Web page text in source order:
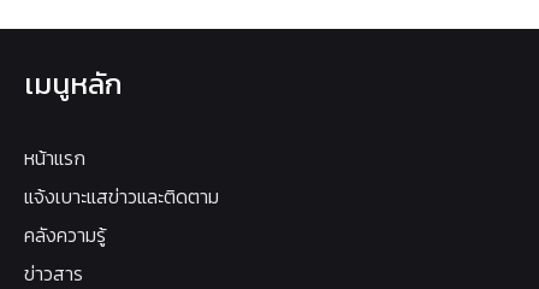
เมนูหลัก
หน้าแรก
แจ้งเบาะแสข่าวและติดตาม
คลังความรู้
ข่าวสาร